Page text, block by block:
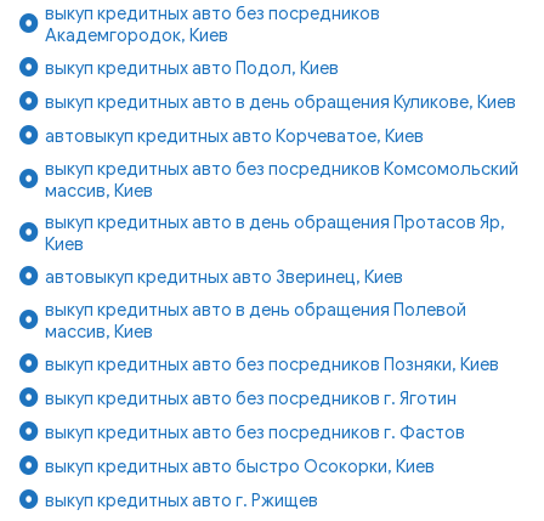
выкуп кредитных авто без посредников
Академгородок, Киев
выкуп кредитных авто Подол, Киев
выкуп кредитных авто в день обращения Куликове, Киев
автовыкуп кредитных авто Корчеватое, Киев
выкуп кредитных авто без посредников Комсомольский
массив, Киев
выкуп кредитных авто в день обращения Протасов Яр,
Киев
автовыкуп кредитных авто Зверинец, Киев
выкуп кредитных авто в день обращения Полевой
массив, Киев
выкуп кредитных авто без посредников Позняки, Киев
выкуп кредитных авто без посредников г. Яготин
выкуп кредитных авто без посредников г. Фастов
выкуп кредитных авто быстро Осокорки, Киев
выкуп кредитных авто г. Ржищев